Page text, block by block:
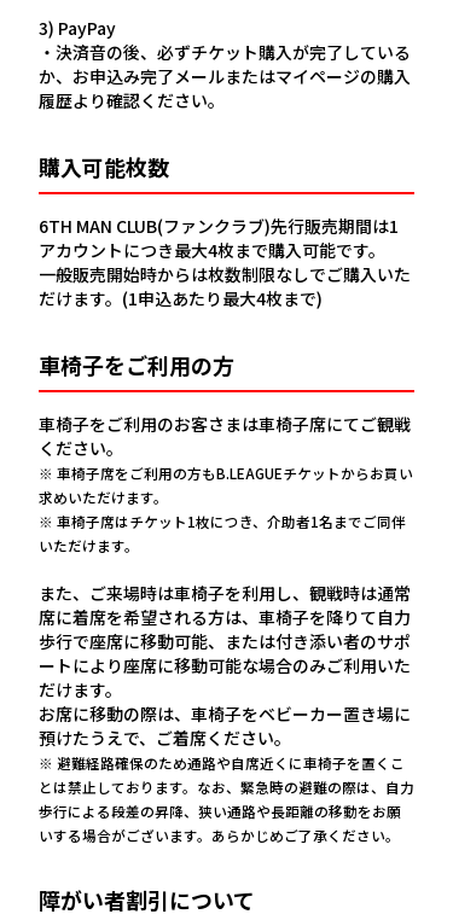
3) PayPay
・決済音の後、必ずチケット購入が完了している
か、お申込み完了メールまたはマイページの購入
履歴より確認ください。
購入可能枚数
6TH MAN CLUB(ファンクラブ)先行販売期間は1
アカウントにつき最大4枚まで購入可能です。
一般販売開始時からは枚数制限なしでご購入いた
だけます。(1申込あたり最大4枚まで)
車椅子をご利用の方
車椅子をご利用のお客さまは車椅子席にてご観戦
ください。
※ 車椅子席をご利用の方もB.LEAGUEチケットからお買い
求めいただけます。
※ 車椅子席はチケット1枚につき、介助者1名までご同伴
いただけます。
また、ご来場時は車椅子を利用し、観戦時は通常
席に着席を希望される方は、車椅子を降りて自力
歩行で座席に移動可能、または付き添い者のサポ
ートにより座席に移動可能な場合のみご利用いた
だけます。
お席に移動の際は、車椅子をベビーカー置き場に
預けたうえで、ご着席ください。
※ 避難経路確保のため通路や自席近くに車椅子を置くこ
とは禁止しております。なお、緊急時の避難の際は、自力
歩行による段差の昇降、狭い通路や長距離の移動をお願
いする場合がございます。あらかじめご了承ください。
障がい者割引について